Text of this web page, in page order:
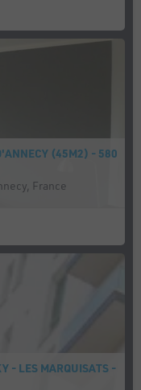
(45M2) - 580
France
- LES MARQUISATS -